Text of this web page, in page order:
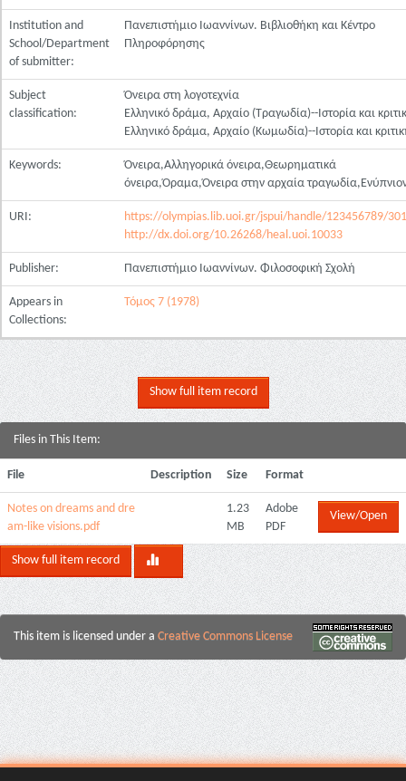
Institution and
School/Department
of submitter:
Πανεπιστήμιο Ιωαννίνων. Βιβλιοθήκη και Κέντρο
Πληροφόρησης
Subject
classification:
Όνειρα στη λογοτεχνία
Ελληνικό δράμα, Αρχαίο (Τραγωδία)--Ιστορία και
Ελληνικό δράμα, Αρχαίο (Κωμωδία)--Ιστορία και
Keywords:
Όνειρα,Αλληγορικά όνειρα,Θεωρηματικά
όνειρα,Όραμα,Όνειρα στην αρχαία
URI:
https://olympias.lib.uoi.gr/jspui/handle/123456789/
http://dx.doi.org/10.26268/heal.uoi.10033
Publisher: Πανεπιστήμιο Ιωαννίνων. Φιλοσοφική Σχολή
Appears in
Collections:
Τόμος 7 (1978)
Show full item record
Files in This Item:
File Description Size Format
Notes on dreams and dre
am-like visions.pdf
1.23
MB
Adobe
PDF
View/Open
Show full item record
This item is licensed under a Creative Commons License